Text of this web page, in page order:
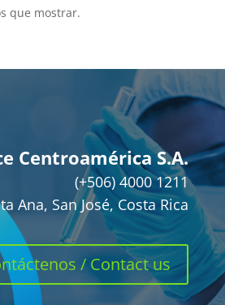
que mostrar.
Centroamérica S.A.
(+506) 4000 1211
Ana, San José, Costa Rica
/ Contact us